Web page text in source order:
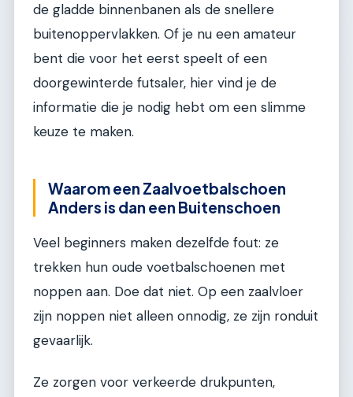
de gladde binnenbanen als de snellere
buitenoppervlakken. Of je nu een amateur
bent die voor het eerst speelt of een
doorgewinterde futsaler, hier vind je de
informatie die je nodig hebt om een slimme
keuze te maken.
Waarom een Zaalvoetbalschoen
Anders is dan een Buitenschoen
Veel beginners maken dezelfde fout: ze
trekken hun oude voetbalschoenen met
noppen aan. Doe dat niet. Op een zaalvloer
zijn noppen niet alleen onnodig, ze zijn ronduit
gevaarlijk.
Ze zorgen voor verkeerde drukpunten,